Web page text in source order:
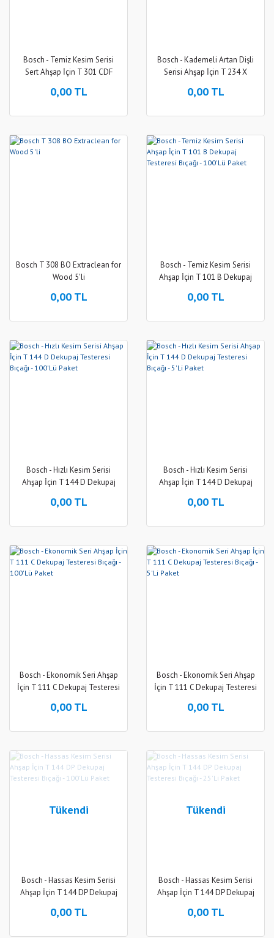
Bosch - Temiz Kesim Serisi
Sert Ahşap İçin T 301 CDF
Paket
0,00 TL
Bosch - Kademeli Artan Dişli
Serisi Ahşap İçin T 234 X
Paket
0,00 TL
Bosch T 308 BO Extraclean for
Wood 5'li
0,00 TL
Bosch - Temiz Kesim Serisi
Ahşap İçin T 101 B Dekupaj
0,00 TL
Bosch - Hızlı Kesim Serisi
Ahşap İçin T 144 D Dekupaj
0,00 TL
Bosch - Hızlı Kesim Serisi
Ahşap İçin T 144 D Dekupaj
0,00 TL
Bosch - Ekonomik Seri Ahşap
İçin T 111 C Dekupaj Testeresi
0,00 TL
Bosch - Ekonomik Seri Ahşap
İçin T 111 C Dekupaj Testeresi
0,00 TL
Tükendi
Bosch - Hassas Kesim Serisi
Ahşap İçin T 144 DP Dekupaj
0,00 TL
Tükendi
Bosch - Hassas Kesim Serisi
Ahşap İçin T 144 DP Dekupaj
0,00 TL